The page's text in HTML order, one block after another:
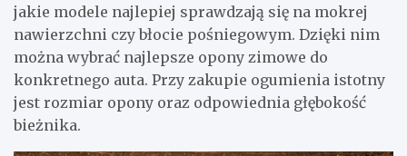
jakie modele najlepiej sprawdzają się na mokrej
nawierzchni czy błocie pośniegowym. Dzięki nim
można wybrać najlepsze opony zimowe do
konkretnego auta. Przy zakupie ogumienia istotny
jest rozmiar opony oraz odpowiednia głębokość
bieżnika.